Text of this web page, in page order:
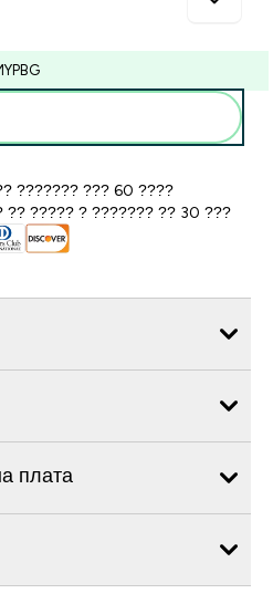
??????? ??? 60 ????
?? ????? ? ??????? ?? 30 ???
плата